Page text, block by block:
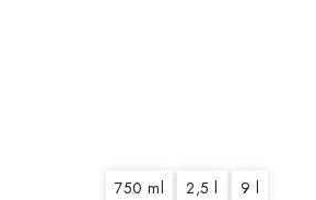
750 ml 2,5 l 9 l